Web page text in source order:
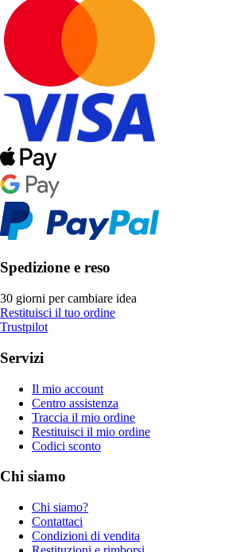
Spedizione e reso
30 giorni per cambiare idea
Restituisci il tuo ordine
Trustpilot
Servizi
Il mio account
Centro assistenza
Traccia il mio ordine
Restituisci il mio ordine
Codici sconto
Chi siamo
Chi siamo?
Contattaci
Condizioni di vendita